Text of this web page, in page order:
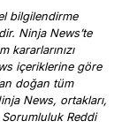
bilgilendirme
Ninja News’te
kararlarınızı
içeriklerine göre
doğan tüm
News, ortakları,
Reddi